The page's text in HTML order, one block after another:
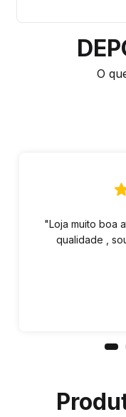
O
"Loja muito boa
qualidade ,